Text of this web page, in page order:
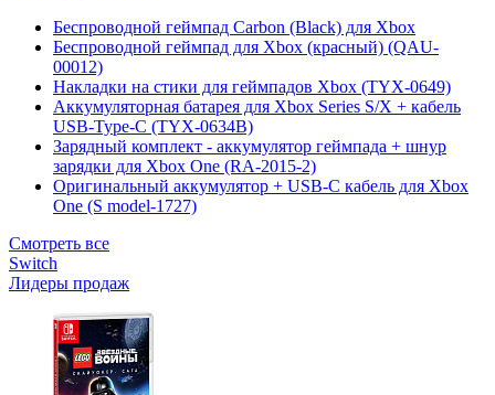
Беспроводной геймпад Carbon (Black) для Xbox
Беспроводной геймпад для Xbox (красный) (QAU-
00012)
Накладки на стики для геймпадов Xbox (TYX-0649)
Аккумуляторная батарея для Xbox Series S/X + кабель
USB-Type-C (TYX-0634B)
Зарядный комплект - аккумулятор геймпада + шнур
зарядки для Xbox One (RA-2015-2)
Оригинальный аккумулятор + USB-C кабель для Xbox
One (S model-1727)
Смотреть все
Switch
Лидеры продаж